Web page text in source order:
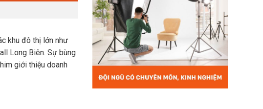
khu đô thị lớn như
Long Biên. Sự bùng
giới thiệu doanh